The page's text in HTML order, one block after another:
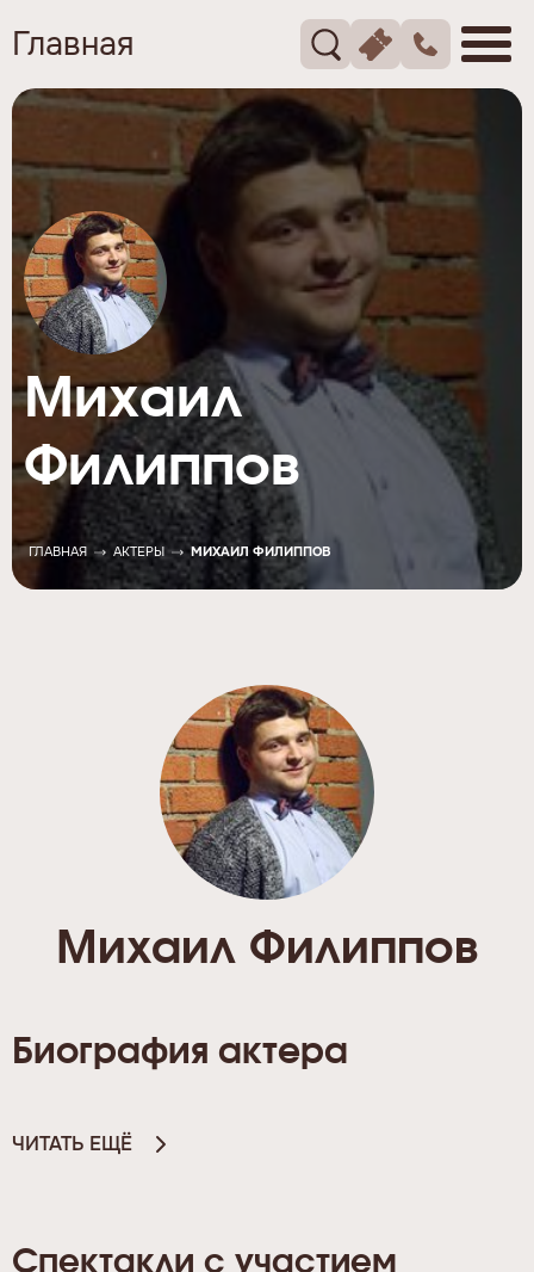
Главная
Михаил
Филиппов
ГЛАВНАЯ АКТЕРЫ МИХАИЛ ФИЛИППОВ
Михаил Филиппов
Биография актера
ЧИТАТЬ ЕЩЁ
Спектакли с участием